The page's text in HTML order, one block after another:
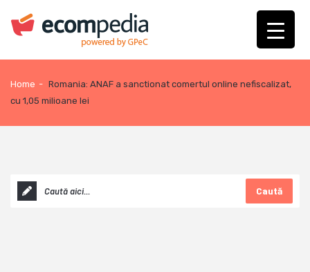
Home - Romania: ANAF a sanctionat comertul online nefiscalizat,
cu 1,05 milioane lei
Caută